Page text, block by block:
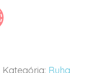
Kategória: Ruha